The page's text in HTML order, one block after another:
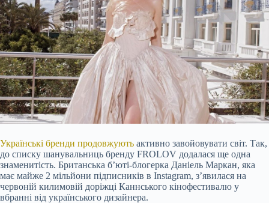
Українські бренди продовжують активно завойовувати світ. Так,
до списку шанувальниць бренду FROLOV додалася ще одна
знаменитість. Британська б’юті-блогерка Даніель Маркан, яка
має майже 2 мільйони підписників в Instagram, з’явилася на
червоній килимовій доріжці Каннського кінофестивалю у
вбранні від українського дизайнера.